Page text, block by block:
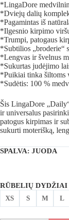
*LingaDore
*Dviejų dalių
*Pagamintas iš
*Ilgesnio kirpimo
*Trumpi, patogaus
*Subtilios „broderie“
*Lengvas ir švelnus
*Sukurtas judėjimo
*Puikiai tinka šiltoms
*Sudėtis: 100 %
Šis LingaDore
ir universalus
patogus kirpimas ir
sukurti moterišką,
SPALVA: JUODA
RŪBELIŲ DYDŽIAI
XS S M L